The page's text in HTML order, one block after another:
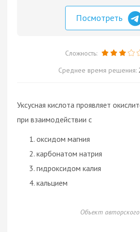
Посмотреть
Сложность:
Среднее время решения:
Уксусная кислота проявляет
при взаимодействии с
оксидом магния
карбонатом натрия
гидроксидом калия
кальцием
Объект